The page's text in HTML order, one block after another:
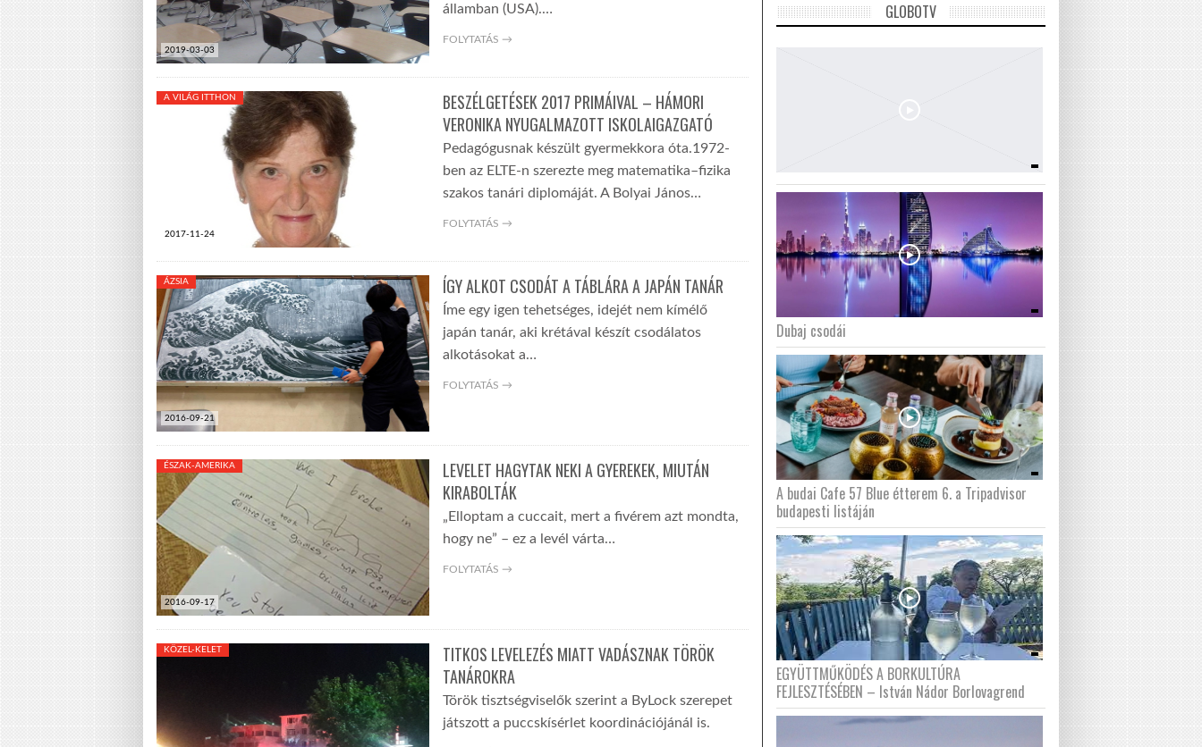
2019-03-03
államban (USA).…
FOLYTATÁS →
2017-11-24
A VILÁG ITTHON
BESZÉLGETÉSEK 2017 PRIMÁIVAL – HÁMORI
VERONIKA NYUGALMAZOTT ISKOLAIGAZGATÓ
Pedagógusnak készült gyermekkora óta.1972-
ben az ELTE-n szerezte meg matematika–fizika
szakos tanári diplomáját. A Bolyai János…
FOLYTATÁS →
2016-09-21
ÁZSIA ÍGY ALKOT CSODÁT A TÁBLÁRA A JAPÁN TANÁR
Íme egy igen tehetséges, idejét nem kímélő
japán tanár, aki krétával készít csodálatos
alkotásokat a…
FOLYTATÁS →
2016-09-17
ÉSZAK-AMERIKA
LEVELET HAGYTAK NEKI A GYEREKEK, MIUTÁN
KIRABOLTÁK
„Elloptam a cuccait, mert a fivérem azt mondta,
hogy ne” – ez a levél várta…
FOLYTATÁS →
KÖZEL-KELET
TITKOS LEVELEZÉS MIATT VADÁSZNAK TÖRÖK
TANÁROKRA
Török tisztségviselők szerint a ByLock szerepet
játszott a puccskísérlet koordinációjánál is.
GLOBOTV
Dubaj csodái
A budai Cafe 57 Blue étterem 6. a Tripadvisor
budapesti listáján
EGYÜTTMŰKÖDÉS A BORKULTÚRA
FEJLESZTÉSÉBEN – István Nádor Borlovagrend